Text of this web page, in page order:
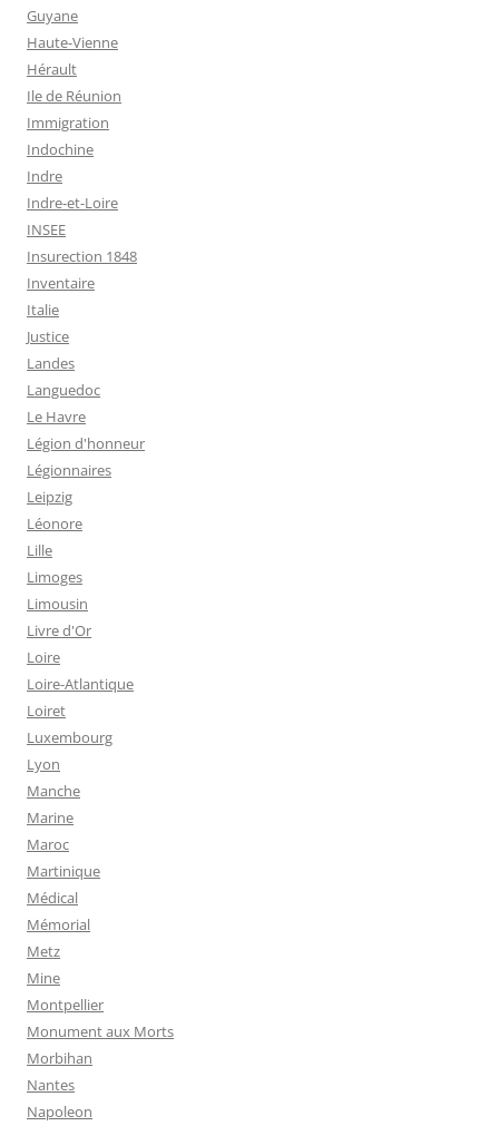
Guyane
Haute-Vienne
Hérault
Ile de Réunion
Immigration
Indochine
Indre
Indre-et-Loire
INSEE
Insurection 1848
Inventaire
Italie
Justice
Landes
Languedoc
Le Havre
Légion d'honneur
Légionnaires
Leipzig
Léonore
Lille
Limoges
Limousin
Livre d'Or
Loire
Loire-Atlantique
Loiret
Luxembourg
Lyon
Manche
Marine
Maroc
Martinique
Médical
Mémorial
Metz
Mine
Montpellier
Monument aux Morts
Morbihan
Nantes
Napoleon